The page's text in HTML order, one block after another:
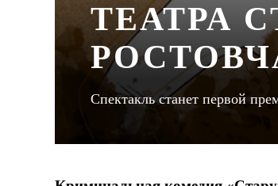
ТЕАТРА
Спектакль станет первой